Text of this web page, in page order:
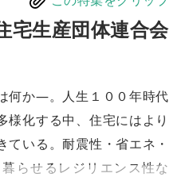
生産団体連合会
何か―。人生１００年時代
様化する中、住宅にはより
いる。耐震性・省エネ・
らせるレジリエンス性な